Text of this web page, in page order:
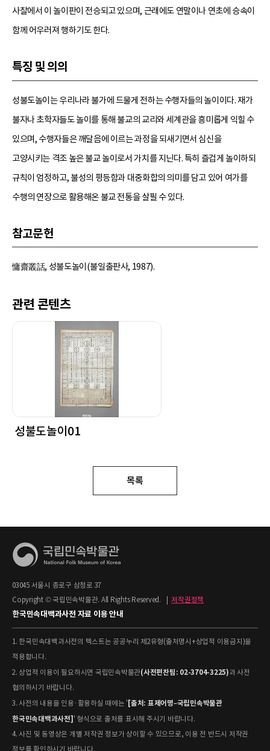
사찰에서 이 놀이판이 전승되고 있으며, 근래에도 연말이나 연초에 승속이
함께 어우러져 행하기도 한다.
특징 및 의의
성불도놀이는 우리나라 불가에 드물게 전하는 수행자들의 놀이이다. 재가
불자나 초학자들도 놀이를 통해 불교의 교리와 세계관을 흥미롭게 익힐 수
있으며, 수행자들은 깨달음에 이르는 과정을 되새기면서 심신을
고양시키는 격조 높은 불교 놀이로서 가치를 지닌다. 특히 즐겁게 놀이하되
규칙이 엄정하고, 불성의 평등함과 대중화합의 의미를 담고 있어 여가를
수행의 연장으로 활용해온 불교 전통을 살필 수 있다.
참고문헌
慵齋叢話, 성불도놀이(불일출판사, 1987).
관련 콘텐츠
성불도놀이01
목록
03045 서울시 종로구 삼청로 37
Copyright © 국립민속박물관. All Rights Reserved.
저작권정책
한국민속대백과사전 자료 이용 안내
1. 한국민속대백과사전의 텍스트는 공공누리 제2유형(출처명시+상업적 이용금지)을
적용합니다.
2. 상업적 이용이 필요하시면 국립민속박물관(사전편찬팀: 02-3704-3225)과 사전
협의하시기 바랍니다.
3. 사전의 내용을 인용·활용하실 때에는 ' [출처: 표제어명–국립민속박물관
한국민속대백과사전] ' 형식으로 출처를 표시해 주시기 바랍니다.
4. 사진 및 동영상은 개별 저작권 정보가 상이할 수 있으므로, 이용 전 반드시 저작권